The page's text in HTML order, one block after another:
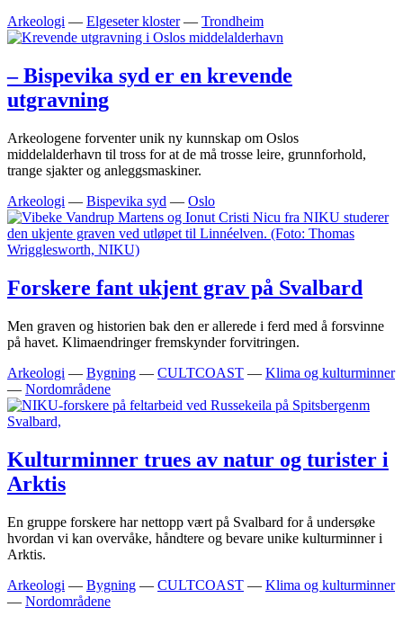
Arkeologi — Elgeseter kloster — Trondheim
– Bispevika syd er en krevende
utgravning
Arkeologene forventer unik ny kunnskap om Oslos
middelalderhavn til tross for at de må trosse leire, grunnforhold,
trange sjakter og anleggsmaskiner.
Arkeologi — Bispevika syd — Oslo
Forskere fant ukjent grav på Svalbard
Men graven og historien bak den er allerede i ferd med å forsvinne
på havet. Klimaendringer fremskynder forvitringen.
Arkeologi — Bygning — CULTCOAST — Klima og kulturminner
— Nordområdene
Kulturminner trues av natur og turister i
Arktis
En gruppe forskere har nettopp vært på Svalbard for å undersøke
hvordan vi kan overvåke, håndtere og bevare unike kulturminner i
Arktis.
Arkeologi — Bygning — CULTCOAST — Klima og kulturminner
— Nordområdene